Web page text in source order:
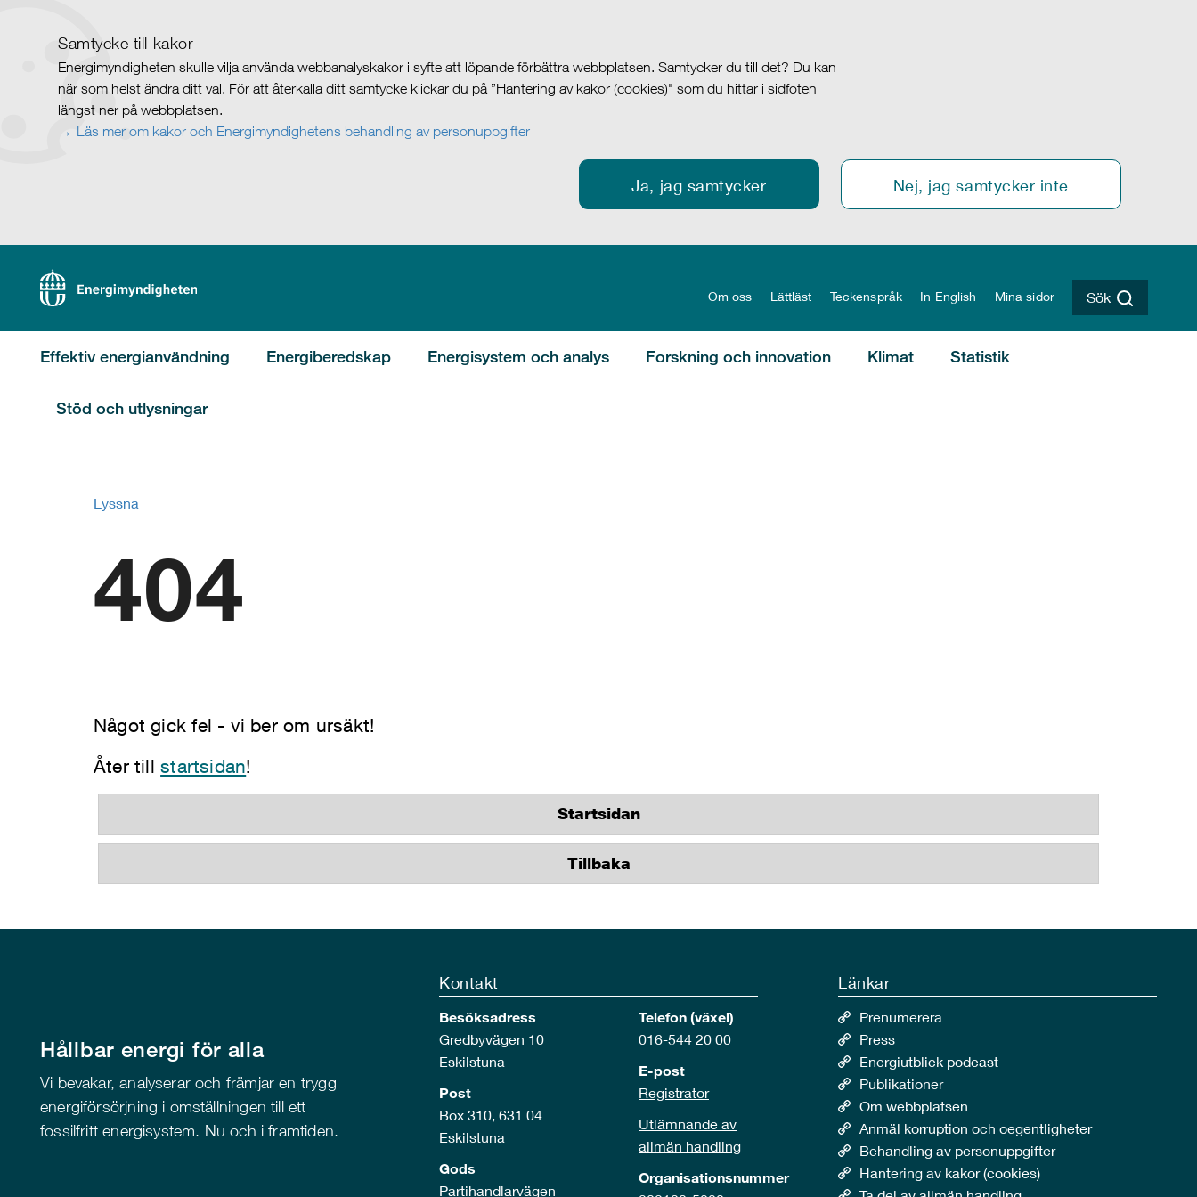
Samtycke till kakor
Energimyndigheten skulle vilja använda webbanalyskakor i syfte att löpande förbättra webbplatsen. Samtycker du till det? Du kan
när som helst ändra ditt val. För att återkalla ditt samtycke klickar du på ”Hantering av kakor (cookies)" som du hittar i sidfoten
längst ner på webbplatsen.
Läs mer om kakor och Energimyndighetens behandling av personuppgifter
Ja, jag samtycker Nej, jag samtycker inte
Om oss Lättläst Teckenspråk In English Mina sidor Sök
Effektiv energianvändning Energiberedskap Energisystem och analys Forskning och innovation Klimat Statistik
Stöd och utlysningar
Lyssna
404
Något gick fel - vi ber om ursäkt!
Åter tillstartsidan!
Startsidan
Tillbaka
Hållbar energi för alla
Vi bevakar, analyserar och främjar en trygg
energiförsörjning i omställningen till ett
fossilfritt energisystem. Nu och i framtiden.
Kontakt
Besöksadress
Gredbyvägen 10
Eskilstuna
Post
Box 310, 631 04
Eskilstuna
Gods
Partihandlarvägen
Telefon (växel)
016-544 20 00
E-post
Registrator
Utlämnande av
allmän handling
Organisationsnummer
Länkar
Prenumerera
Press
Energiutblick podcast
Publikationer
Om webbplatsen
Anmäl korruption och oegentligheter
Behandling av personuppgifter
Hantering av kakor (cookies)